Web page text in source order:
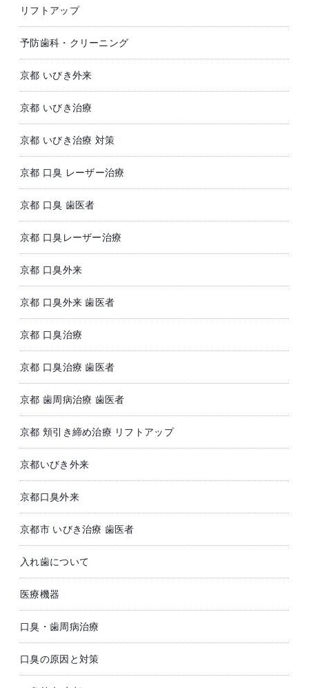
リフトアップ
予防歯科・クリーニング
京都 いびき外来
京都 いびき治療
京都 いびき治療 対策
京都 口臭 レーザー治療
京都 口臭 歯医者
京都 口臭レーザー治療
京都 口臭外来
京都 口臭外来 歯医者
京都 口臭治療
京都 口臭治療 歯医者
京都 歯周病治療 歯医者
京都 頬引き締め治療 リフトアップ
京都いびき外来
京都口臭外来
京都市 いびき治療 歯医者
入れ歯について
医療機器
口臭・歯周病治療
口臭の原因と対策